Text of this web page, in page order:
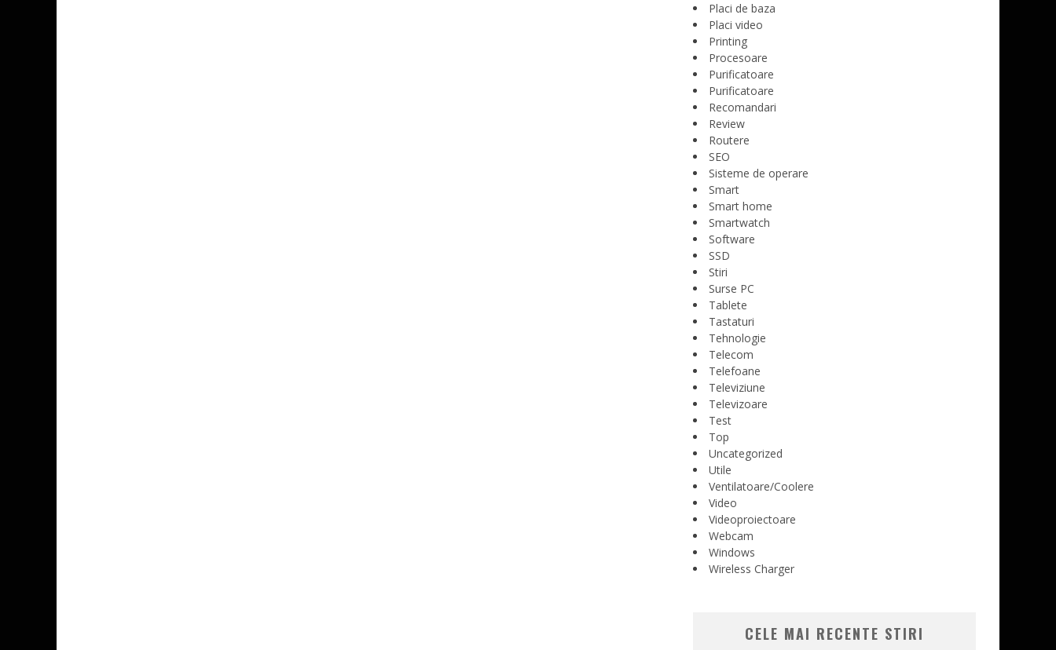
Placi de baza
Placi video
Printing
Procesoare
Purificatoare
Purificatoare
Recomandari
Review
Routere
SEO
Sisteme de operare
Smart
Smart home
Smartwatch
Software
SSD
Stiri
Surse PC
Tablete
Tastaturi
Tehnologie
Telecom
Telefoane
Televiziune
Televizoare
Test
Top
Uncategorized
Utile
Ventilatoare/Coolere
Video
Videoproiectoare
Webcam
Windows
Wireless Charger
CELE MAI RECENTE STIRI